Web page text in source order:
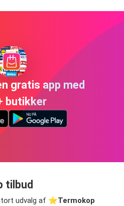
gratis app med
butikker
tilbud
udvalg af ⭐️Termokop